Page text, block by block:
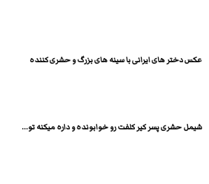
عکس دختر های ایرانی با سینه های بزرگ و حشری کننده
شیمل حشری پسر کیر کلفت رو خوابونده و داره میکنه تو...